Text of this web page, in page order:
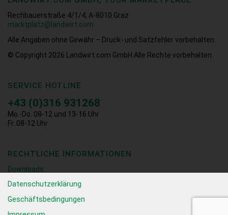
Rechbauerstraße 4/1/4, A-8010 Graz
marktplatz@landwirt.com
Alle Angaben ohne Gewähr – Druck- und Satzfehler vorbehalten.
© Copyright 2026
Landwirt.com GmbH Alle Rechte vorbehalten.
SERVICE HOTLINE
+43 (0)316 931268
Mo.-Do. 08-12 und 13-16 Uhr
Fr. 08-12 Uhr
RECHTLICHE INFORMATIONEN
Downloads
Datenschutzerklärung
Geschäftsbedingungen